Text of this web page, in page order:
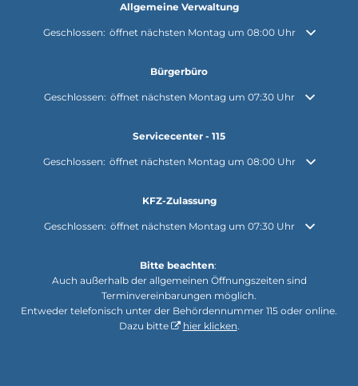
Allgemeine Verwaltung
Klicken, um weitere Öffnungs- oder Schließzeiten auszublenden
Geschlossen: öffnet nächsten Montag um 08:00 Uhr
Bürgerbüro
Klicken, um weitere Öffnungs- oder Schließzeiten auszublenden
Geschlossen: öffnet nächsten Montag um 07:30 Uhr
Servicecenter - 115
Klicken, um weitere Öffnungs- oder Schließzeiten auszublenden
Geschlossen: öffnet nächsten Montag um 08:00 Uhr
KFZ-Zulassung
Klicken, um weitere Öffnungs- oder Schließzeiten auszublenden
Geschlossen: öffnet nächsten Montag um 07:30 Uhr
Bitte beachten:
Auch außerhalb der allgemeinen Öffnungszeiten sind
Terminvereinbarungen möglich.
Entweder telefonisch unter der Behördennummer 115 oder online.
Dazu bitte
hier klicken.